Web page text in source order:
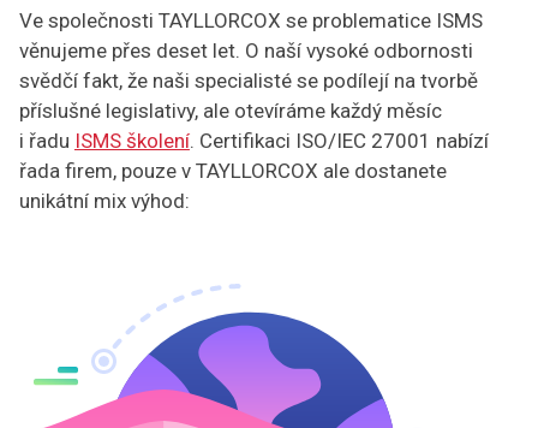
Ve společnosti TAYLLORCOX se problematice ISMS
věnujeme přes deset let. O naší vysoké odbornosti
svědčí fakt, že naši specialisté se podílejí na tvorbě
příslušné legislativy, ale otevíráme každý měsíc
i řadu ISMS školení. Certifikaci ISO/IEC 27001 nabízí
řada firem, pouze v TAYLLORCOX ale dostanete
unikátní mix výhod: